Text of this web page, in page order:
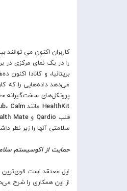
کاربران اکنون می توانند بیش از 150 نوع مختلف
را در یک نمای مرکزی در
بریتانیا، و کانادا اکنون
می‌دهد داده‌هایی را که
پروتکل‌های سخت‌گیرانه
HealthKit مانند ، Calm
قلب Qardio و Mate
سلامتی آنها را زیر نظر
حمایت از اکوسیستم
اپل معتقد است قوی‌ترین